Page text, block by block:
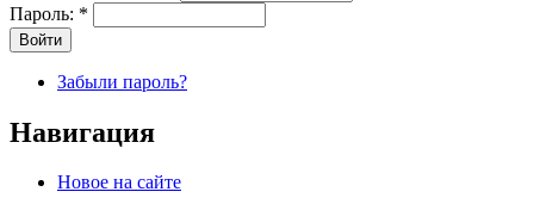
Пароль: *
Забыли пароль?
Навигация
Новое на сайте